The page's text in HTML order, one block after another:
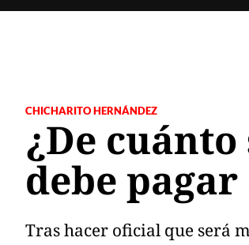
CHICHARITO HERNÁNDEZ
¿De
debe pagar
Tras hacer oficial que será